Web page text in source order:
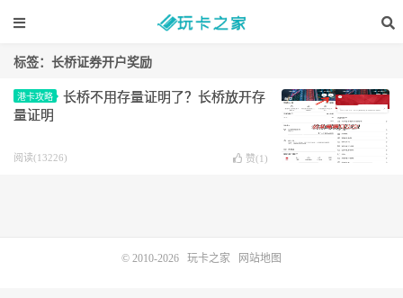
标签：长桥证券开户奖励
港卡攻略
长桥不用存量证明了？长桥放开存
量证明
阅读(13226) 赞(1 )
© 2010-2026 玩卡之家 网站地图